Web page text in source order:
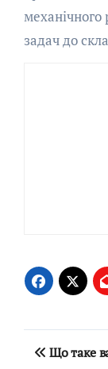
механічного
задач до
Що таке